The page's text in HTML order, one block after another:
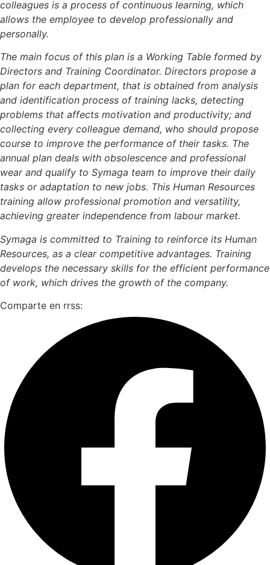
colleagues is a process of continuous learning, which
allows the employee to develop professionally and
personally.
The main focus of this plan is a Working Table formed by
Directors and Training Coordinator. Directors propose a
plan for each department, that is obtained from analysis
and identification process of training lacks, detecting
problems that affects motivation and productivity; and
collecting every colleague demand, who should propose
course to improve the performance of their tasks. The
annual plan deals with obsolescence and professional
wear and qualify to Symaga team to improve their daily
tasks or adaptation to new jobs. This Human Resources
training allow professional promotion and versatility,
achieving greater independence from labour market.
Symaga is committed to Training to reinforce its Human
Resources, as a clear competitive advantages. Training
develops the necessary skills for the efficient performance
of work, which drives the growth of the company.
Comparte en rrss: